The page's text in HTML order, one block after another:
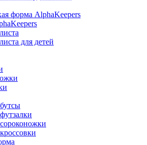
форма AlphaKeepers
для детей